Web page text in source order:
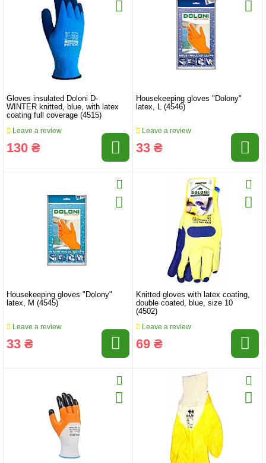
Gloves insulated Doloni D-
WINTER knitted, blue, with latex
coating full coverage (4515)
Leave a review
130 ₴
Housekeeping gloves "Dolony"
latex, L (4546)
Leave a review
33 ₴
Housekeeping gloves "Dolony"
latex, M (4545)
Leave a review
33 ₴
Knitted gloves with latex coating,
double coated, blue, size 10
(4502)
Leave a review
69 ₴